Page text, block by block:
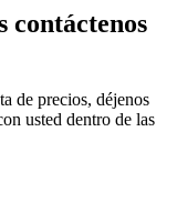
contáctenos
de precios, déjenos
usted dentro de las